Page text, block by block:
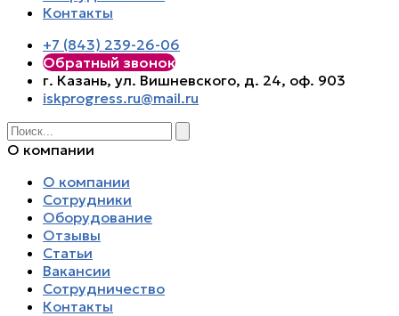
Контакты
+7 (843) 239-26-06
Обратный звонок
г. Казань, ул. Вишневского, д. 24, оф. 903
iskprogress.ru@mail.ru
О компании
О компании
Сотрудники
Оборудование
Отзывы
Статьи
Вакансии
Сотрудничество
Контакты